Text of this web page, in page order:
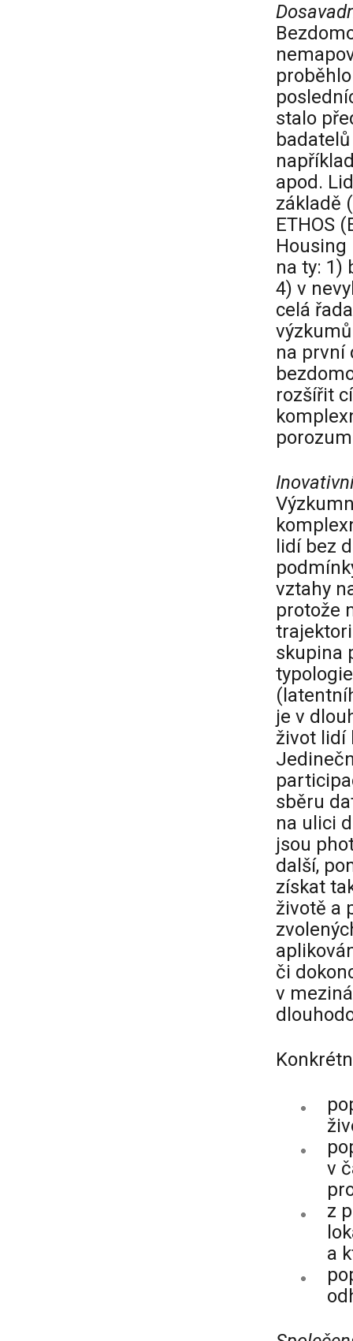
stalo
apod.
základě
ETHOS
Housing
na ty: 1)
4) v
celá
na první
rozšířit
lidí bez
vztahy
protože
skupina
je v
život lidí
sběru
na ulici
jsou
další,
získat
životě a
či
v
v
z
a